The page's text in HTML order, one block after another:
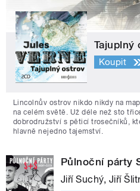
Tajuplný
Koupit
Lincolnův ostrov nikdo nikdy na
na celém světě. Už déle než sto
dobrodružství s pěticí trosečníků,
hlavně nejedno tajemství.
Půlnoční párty
Jiří Suchý, Jiří